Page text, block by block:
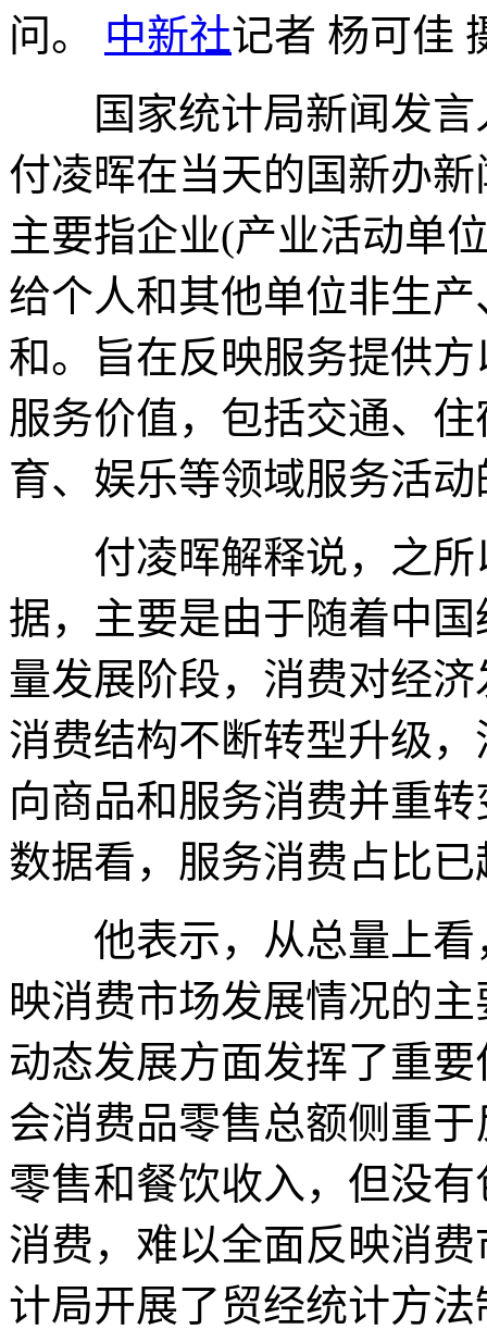
问。 中新社记者 杨可佳
国家统计局新闻发言
付凌晖在当天的国新办
主要指企业(产业活动单
给个人和其他单位非生
和。旨在反映服务提供
服务价值，包括交通、
育、娱乐等领域服务活
付凌晖解释说，之所
据，主要是由于随着中
量发展阶段，消费对经
消费结构不断转型升级
向商品和服务消费并重
数据看，服务消费占比已
他表示，从总量上看
映消费市场发展情况的
动态发展方面发挥了重
会消费品零售总额侧重
零售和餐饮收入，但没
消费，难以全面反映消
计局开展了贸经统计方